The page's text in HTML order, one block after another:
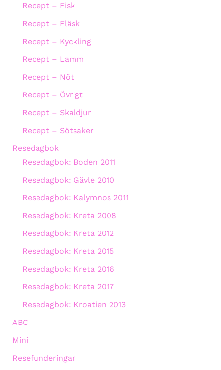
Recept – Fisk
Recept – Fläsk
Recept – Kyckling
Recept – Lamm
Recept – Nöt
Recept – Övrigt
Recept – Skaldjur
Recept – Sötsaker
Resedagbok
Resedagbok: Boden 2011
Resedagbok: Gävle 2010
Resedagbok: Kalymnos 2011
Resedagbok: Kreta 2008
Resedagbok: Kreta 2012
Resedagbok: Kreta 2015
Resedagbok: Kreta 2016
Resedagbok: Kreta 2017
Resedagbok: Kroatien 2013
ABC
Mini
Resefunderingar